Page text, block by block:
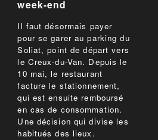
week-end
Il faut désormais payer
pour se garer au parking du
Soliat, point de départ vers
le Creux-du-Van. Depuis le
10 mai, le restaurant
facture le stationnement,
qui est ensuite remboursé
en cas de consommation.
Une décision qui divise les
habitués des lieux.